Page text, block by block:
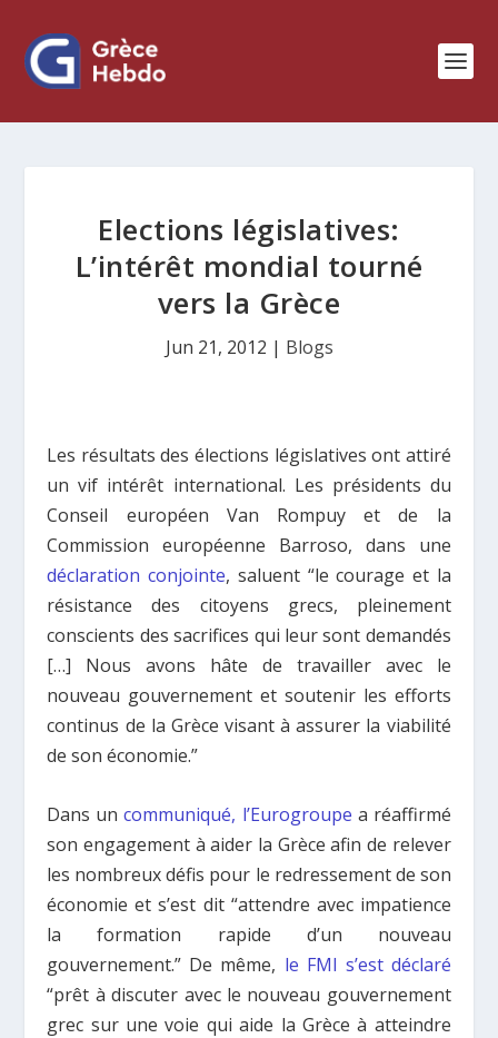
Elections législatives:
L’intérêt mondial tourné
vers la Grèce
Jun 21, 2012 | Blogs
Les résultats des élections législatives ont attiré
un vif intérêt international. Les présidents du
Conseil européen Van Rompuy et de la
Commission européenne Barroso, dans une
déclaration conjointe, saluent “le courage et la
résistance des citoyens grecs, pleinement
conscients des sacrifices qui leur sont demandés
[…] Nous avons hâte de travailler avec le
nouveau gouvernement et soutenir les efforts
continus de la Grèce visant à assurer la viabilité
de son économie.”
Dans uncommuniqué, l’Eurogroupe a réaffirmé
son engagement à aider la Grèce afin de relever
les nombreux défis pour le redressement de son
économie et s’est dit “attendre avec impatience
la formation rapide d’un nouveau
gouvernement.” De même, le FMI s’est déclaré
“prêt à discuter avec le nouveau gouvernement
grec sur une voie qui aide la Grèce à atteindre